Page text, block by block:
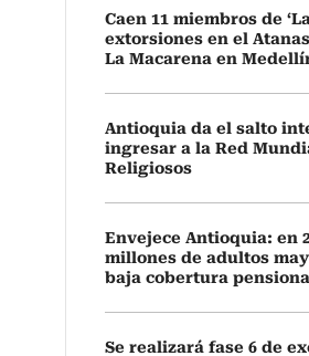
Caen 11 miembros de
extorsiones en el
La Macarena en
Antioquia da el salto
ingresar a la Red
Religiosos
Envejece Antioquia: en
millones de adultos
baja cobertura
Se realizará fase 6 de